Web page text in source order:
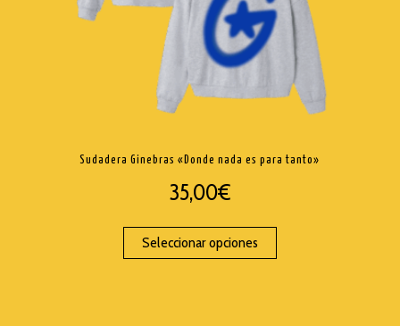
Sudadera Ginebras «Donde nada es para tanto»
35,00€
Seleccionar opciones